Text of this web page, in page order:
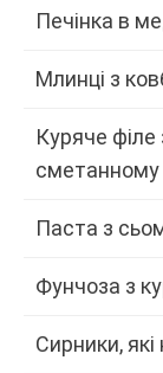
Печінка в
Млинці з
Куряче
сметанному
Паста з
Фунчоза з
Сирники,